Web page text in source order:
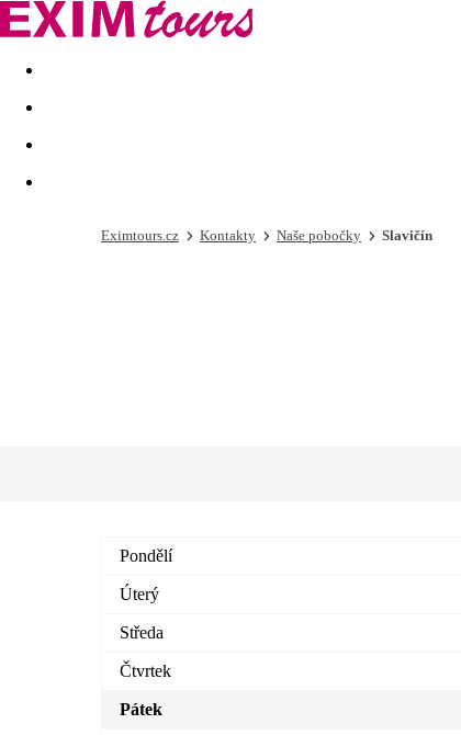
Akční nabídky Last minute
Eximtours.cz Kontakty Naše pobočky Slavičín
Pondělí
Úterý
Středa
Čtvrtek
Pátek